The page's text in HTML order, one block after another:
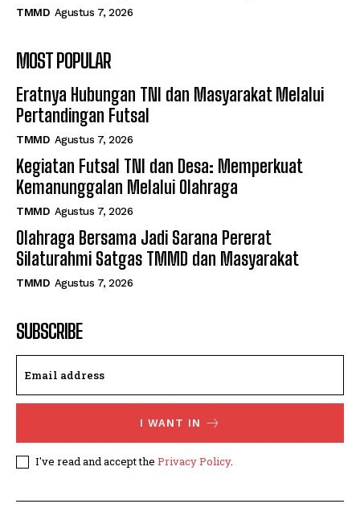
TMMD Agustus 7, 2026
MOST POPULAR
Eratnya Hubungan TNI dan Masyarakat Melalui
Pertandingan Futsal
TMMD Agustus 7, 2026
Kegiatan Futsal TNI dan Desa: Memperkuat
Kemanunggalan Melalui Olahraga
TMMD Agustus 7, 2026
Olahraga Bersama Jadi Sarana Pererat
Silaturahmi Satgas TMMD dan Masyarakat
TMMD Agustus 7, 2026
SUBSCRIBE
I WANT IN
I've read and accept the Privacy Policy.